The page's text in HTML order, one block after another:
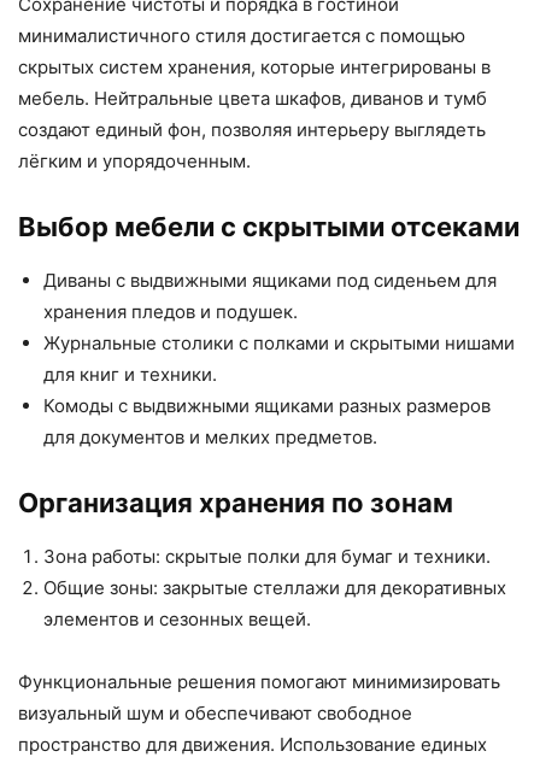
минималистичного стиля достигается с помощью
скрытых систем хранения, которые интегрированы в
мебель. Нейтральные цвета шкафов, диванов и тумб
создают единый фон, позволяя интерьеру выглядеть
лёгким и упорядоченным.
Выбор мебели с скрытыми отсеками
Диваны с выдвижными ящиками под сиденьем для
хранения пледов и подушек.
Журнальные столики с полками и скрытыми нишами
для книг и техники.
Комоды с выдвижными ящиками разных размеров
для документов и мелких предметов.
Организация хранения по зонам
Зона работы: скрытые полки для бумаг и техники.
Общие зоны: закрытые стеллажи для декоративных
элементов и сезонных вещей.
Функциональные решения помогают минимизировать
визуальный шум и обеспечивают свободное
пространство для движения. Использование единых